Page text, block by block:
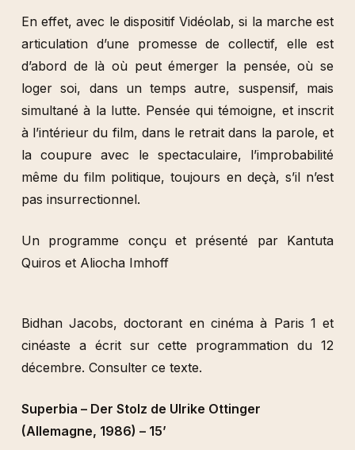
En effet, avec le dispositif Vidéolab, si la marche est
articulation d’une promesse de collectif, elle est
d’abord de là où peut émerger la pensée, où se
loger soi, dans un temps autre, suspensif, mais
simultané à la lutte. Pensée qui témoigne, et inscrit
à l’intérieur du film, dans le retrait dans la parole, et
la coupure avec le spectaculaire, l’improbabilité
même du film politique, toujours en deçà, s’il n’est
pas insurrectionnel.
Un programme conçu et présenté par Kantuta
Quiros et Aliocha Imhoff
Bidhan Jacobs, doctorant en cinéma à Paris 1 et
cinéaste a écrit sur cette programmation du 12
décembre. Consulter ce texte.
Superbia – Der Stolz de Ulrike Ottinger
(Allemagne, 1986) – 15’